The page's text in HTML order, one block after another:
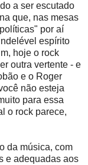
a ser escutado
que, nas mesas
por aí
espírito
hoje o rock
outra vertente - e
e o Roger
não esteja
para essa
o rock parece,
da música, com
e adequadas aos